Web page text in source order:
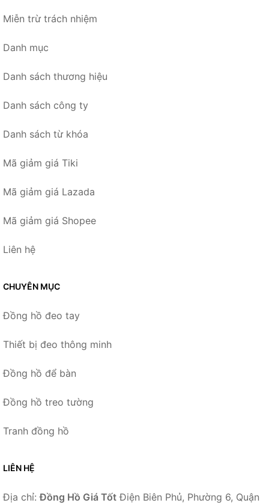
Miễn trừ trách nhiệm
Danh mục
Danh sách thương hiệu
Danh sách công ty
Danh sách từ khóa
Mã giảm giá Tiki
Mã giảm giá Lazada
Mã giảm giá Shopee
Liên hệ
CHUYÊN MỤC
Đồng hồ đeo tay
Thiết bị đeo thông minh
Đồng hồ để bàn
Đồng hồ treo tường
Tranh đồng hồ
LIÊN HỆ
Địa chỉ:Đồng Hồ Giá Tốt Điện Biên Phủ, Phường 6, Quận